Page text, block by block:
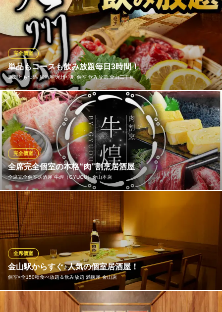
愛知県名古屋市中区金山1-14-9 長谷川ビルB2
お昼からご宴会OK 単品飲み放題2H1650円いつでも飲めます！ 12
時〜営業中
天ぷらとおでん 個室居酒屋 天串 （TENGUSHI） 金山駅前店
金山 完全個室 天ぷら
ＪＲ金山駅 徒歩1分
愛知県名古屋市中区金山4-6-9 金山小町
単品もコースも飲み放題毎日3時間！
馬刺ともつ鍋 居酒屋 九州小町 個室 飲み放題 金山二丁目
完全個室
宴会にぜひ☆掘り炬燵の完全個室は2名様～８０名様まであらゆる
人数に対応！！2名～6名、2名～36名、2名～40名、2名～80名、
2名～36名様など！リニューアルしたスタイリッシュなテーブル個
室は３６名様までOK♪ 各種ご宴会に最適です★宴会のご予約はお
早めにどうぞ！
馬刺ともつ鍋 居酒屋 九州小町 個室 飲み放題 金山二丁目
金山 居酒屋 飲み放題
ＪＲ金山駅2番出口 徒歩1分
愛知県名古屋市中区金山2-16-15 金山SOKビルB1
全席完全個室の本格“肉”割烹居酒屋
全席完全個室居酒屋 牛煌（GYUOU）金山本店
完全個室
当店は【靴を脱いでおくつろぎ頂ける掘り炬燵席】スペースと
【靴を履いたままでお食事ができるテーブル席】スペースに分か
れております。勿論どちらも全室完全個室。お好みのお部屋をお
申し付けください。その為お客様のプライベート空間が最大限に
ご利用頂けます。
全席完全個室居酒屋 牛煌（GYUOU）金山本店
完全個室の肉割烹居酒屋
地下鉄名城・名港線金山駅 徒歩1分
愛知県名古屋市中区金山2-16-18 MKビル2F
金山駅からすぐ♪人気の個室居酒屋！
個室×全150種食べ放題＆飲み放題 満腹屋 金山店
全席個室
金山駅近の落ち着いた個室居酒屋！様々なお客様から落ち着いた